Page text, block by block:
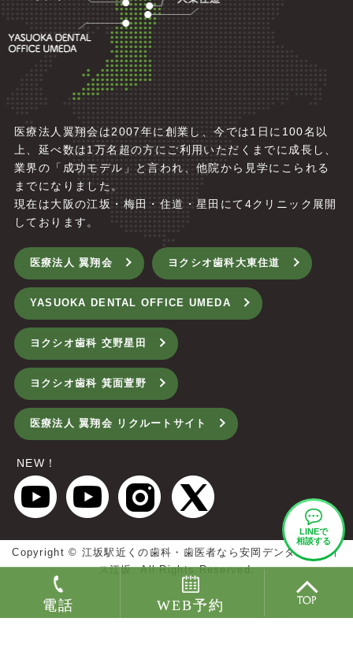
電話 WEB予約
医療法人翼翔会は2007年に創業し、今では1日に100名以
上、延べ数は1万名超の方にご利用いただくまでに成長し、
業界の「成功モデル」と言われ、他院から見学にこられる
までになりました。
現在は大阪の江坂・梅田・住道・星田にて4クリニック展開
しております。
医療法人 翼翔会 ヨクシオ歯科大東住道
YASUOKA DENTAL OFFICE UMEDA
ヨクシオ歯科 交野星田
ヨクシオ歯科 箕面萱野
医療法人 翼翔会 リクルートサイト
NEW！
Copyright © 江坂駅近くの歯科・歯医者なら安岡デンタルオフィ
ス江坂.All Rights Reserved.
LINEで
相談する